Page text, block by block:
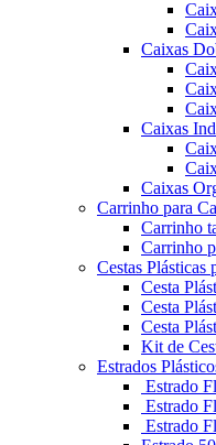
Caixas
Caixas
Caixas
Carrinho para
Carrinho
Carrinho
Cestas Plásticas
Cesta
Cesta
Cesta
Kit de
Estrados
Estrado
Estrado
Estrado